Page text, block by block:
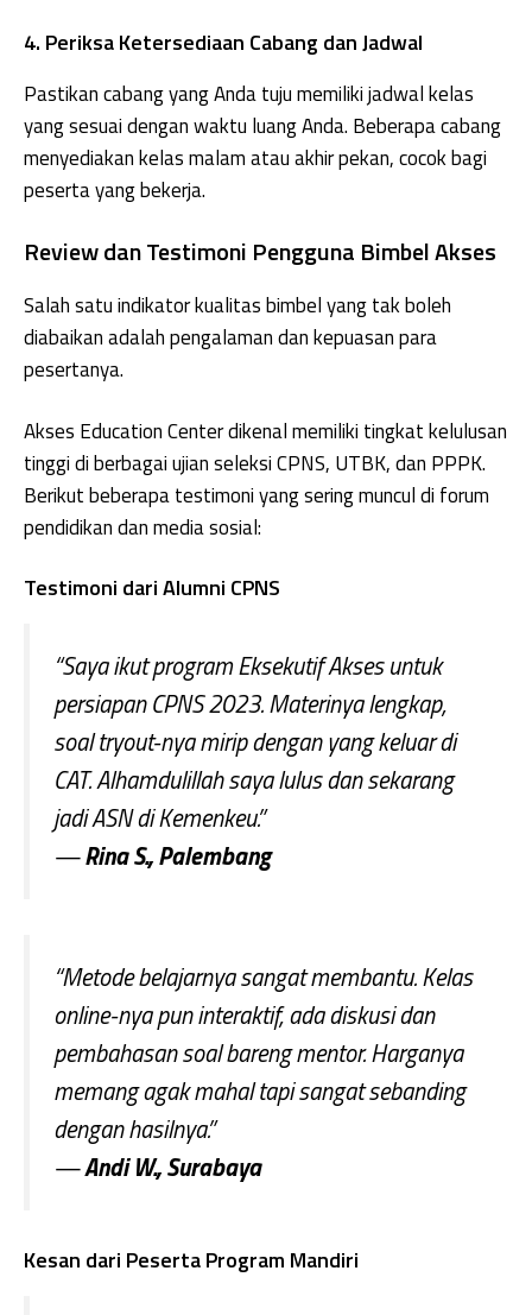
4. Periksa Ketersediaan Cabang dan Jadwal
Pastikan cabang yang Anda tuju memiliki jadwal kelas
yang sesuai dengan waktu luang Anda. Beberapa cabang
menyediakan kelas malam atau akhir pekan, cocok bagi
peserta yang bekerja.
Review dan Testimoni Pengguna Bimbel Akses
Salah satu indikator kualitas bimbel yang tak boleh
diabaikan adalah pengalaman dan kepuasan para
pesertanya.
Akses Education Center dikenal memiliki tingkat kelulusan
tinggi di berbagai ujian seleksi CPNS, UTBK, dan PPPK.
Berikut beberapa testimoni yang sering muncul di forum
pendidikan dan media sosial:
Testimoni dari Alumni CPNS
“Saya ikut program Eksekutif Akses untuk
persiapan CPNS 2023. Materinya lengkap,
soal tryout-nya mirip dengan yang keluar di
CAT. Alhamdulillah saya lulus dan sekarang
jadi ASN di Kemenkeu.”
—Rina S., Palembang
“Metode belajarnya sangat membantu. Kelas
online-nya pun interaktif, ada diskusi dan
pembahasan soal bareng mentor. Harganya
memang agak mahal tapi sangat sebanding
dengan hasilnya.”
—Andi W., Surabaya
Kesan dari Peserta Program Mandiri